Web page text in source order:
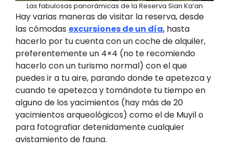
Las fabulosas panorámicas de la Reserva Sian Ka’an
Hay varias maneras de visitar la reserva, desde
las cómodas excursiones de un día, hasta
hacerlo por tu cuenta con un coche de alquiler,
preferentemente un 4×4 (no te recomiendo
hacerlo con un turismo normal) con el que
puedes ir a tu aire, parando donde te apetezca y
cuando te apetezca y tomándote tu tiempo en
alguno de los yacimientos (hay más de 20
yacimientos arqueológicos) como el de Muyil o
para fotografiar detenidamente cualquier
avistamiento de fauna.